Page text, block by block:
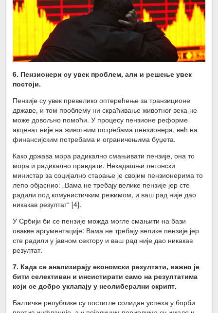
6. Пензионери су увек проблем, али и решење увек
постоји.
Пензије су увек превелико оптерећење за транзиционе
државе, и том проблему ни скраћивање животног века не
може довољно помоћи. У процесу пензионе реформе
акценат није на животним потребама пензионера, већ на
финансијским потребама и ограничењима буџета.
Како држава мора радикално смањивати пензије, она то
мора и радикално правдати. Некадашњи летонски
министар за социјално старање је својим пензионерима то
лепо објаснио: „Вама не требају велике пензије јер сте
радили под комунистичким режимом, и ваш рад није дао
никакав резултат“ [4].
У Србији би се пензије можда могле смањити на бази
овакве аргументације: Вама не требају велике пензије јер
сте радили у јавном сектору и ваш рад није дао никакав
резултат.
7. Када се анализирају економски резултати, важно је
бити селективан и инсистирати само на резултатима
који се добро уклапају у неолиберални скрипт.
Балтичке републике су постигле солидан успеха у борби